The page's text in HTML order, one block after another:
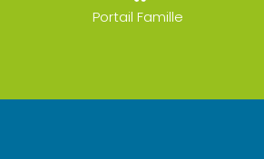
Portail Famille